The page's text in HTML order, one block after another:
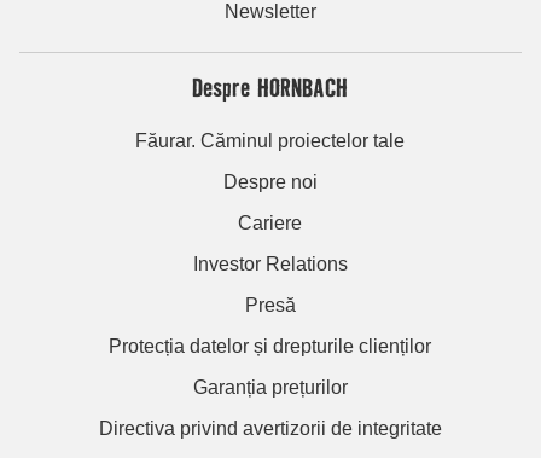
Newsletter
Despre HORNBACH
Făurar. Căminul proiectelor tale
Despre noi
Cariere
Investor Relations
Presă
Protecția datelor și drepturile clienților
Garanția prețurilor
Directiva privind avertizorii de integritate